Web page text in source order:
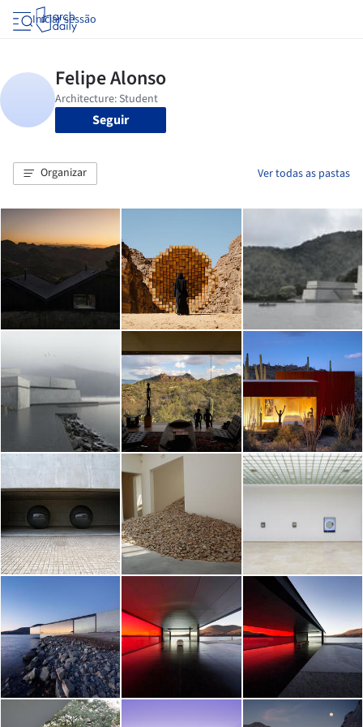
Iniciar sessão
Seguir
Organizar Ver todas as pastas